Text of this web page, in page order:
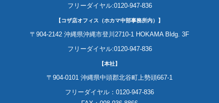
フリーダイヤル:0120-947-836
【コザ店オフィス（ホカマ中部事務所内）】
〒904-2142 沖縄県沖縄市登川2710-1 HOKAMA Bldg. 3F
フリーダイヤル:0120-947-836
【本社】
〒904-0101 沖縄県中頭郡北谷町上勢頭667-1
フリーダイヤル：0120-947-836